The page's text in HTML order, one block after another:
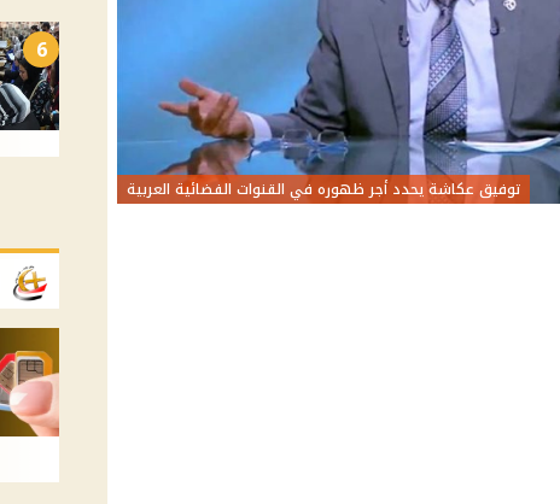
توفيق عكاشة يحدد أجر ظهوره في القنوات الفضائية العربية
6